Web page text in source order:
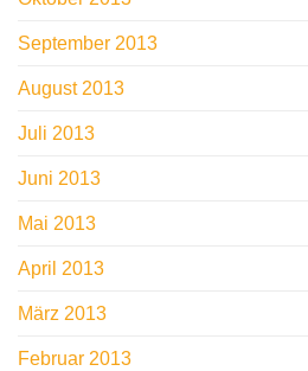
September 2013
August 2013
Juli 2013
Juni 2013
Mai 2013
April 2013
März 2013
Februar 2013